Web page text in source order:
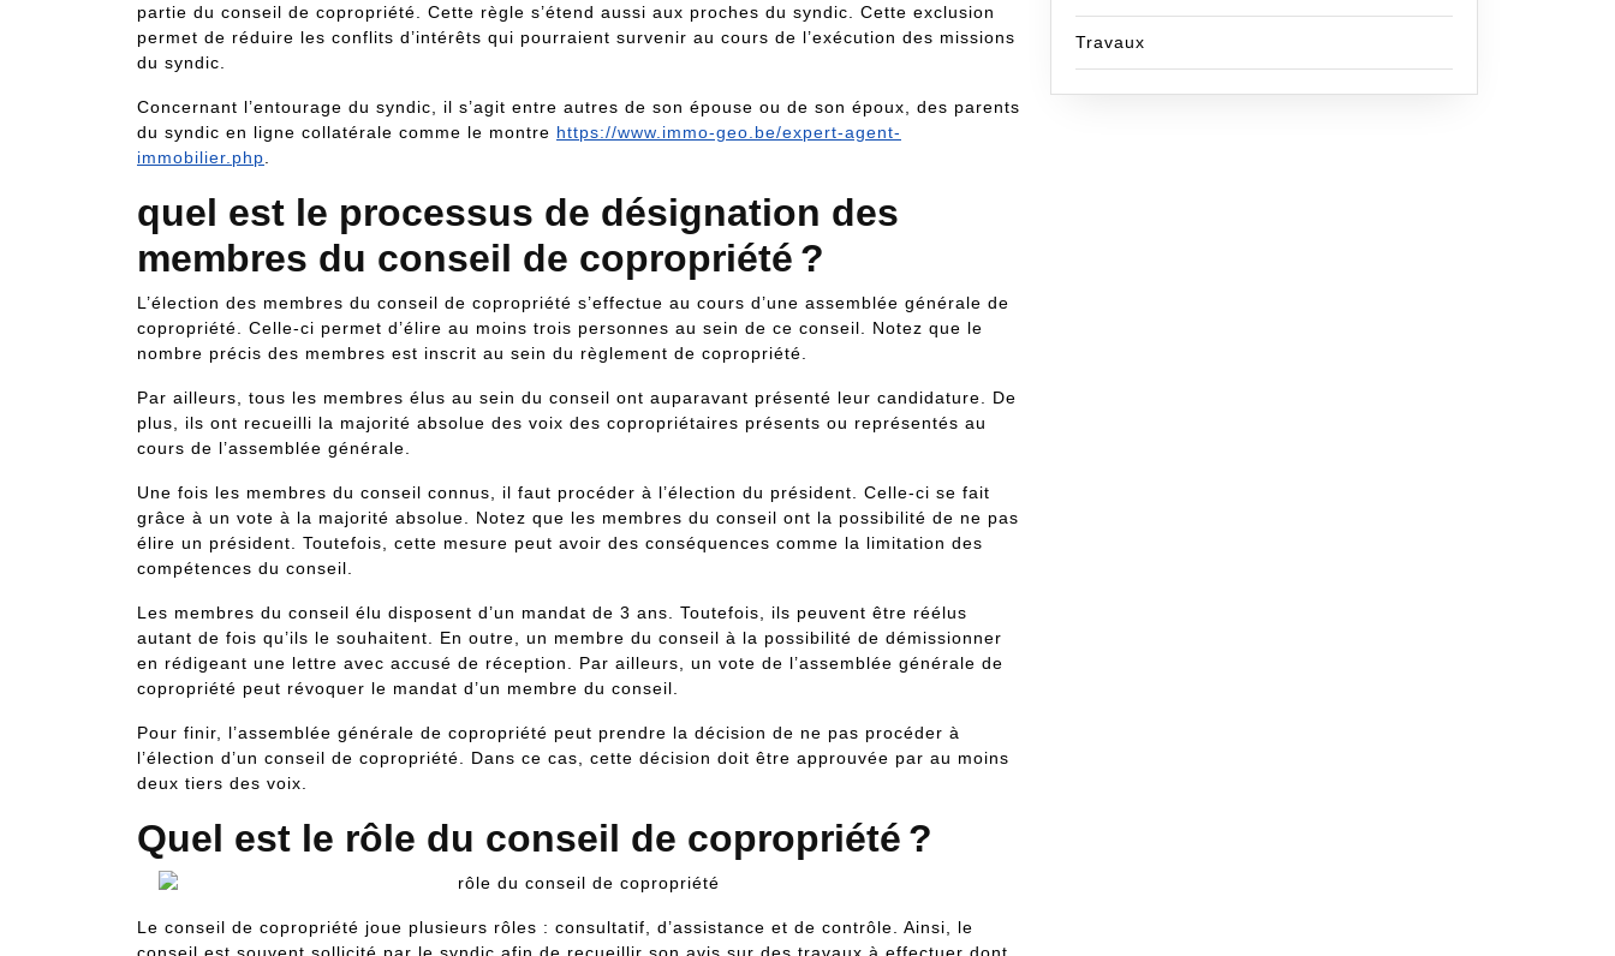
partie du conseil de copropriété. Cette règle s’étend aussi aux proches du syndic. Cette exclusion
permet de réduire les conflits d’intérêts qui pourraient survenir au cours de l’exécution des missions
du syndic.
Concernant l’entourage du syndic, il s’agit entre autres de son épouse ou de son époux, des parents
du syndic en ligne collatérale comme le montre https://www.immo-geo.be/expert-agent-
immobilier.php
quel est le processus de désignation des
membres du conseil de copropriété ?
L’élection des membres du conseil de copropriété s’effectue au cours d’une assemblée générale de
copropriété. Celle-ci permet d’élire au moins trois personnes au sein de ce conseil. Notez que le
nombre précis des membres est inscrit au sein du règlement de copropriété.
Par ailleurs, tous les membres élus au sein du conseil ont auparavant présenté leur candidature. De
plus, ils ont recueilli la majorité absolue des voix des copropriétaires présents ou représentés au
cours de l’assemblée générale.
Une fois les membres du conseil connus, il faut procéder à l’élection du président. Celle-ci se fait
grâce à un vote à la majorité absolue. Notez que les membres du conseil ont la possibilité de ne pas
élire un président. Toutefois, cette mesure peut avoir des conséquences comme la limitation des
compétences du conseil.
Les membres du conseil élu disposent d’un mandat de 3 ans. Toutefois, ils peuvent être réélus
autant de fois qu’ils le souhaitent. En outre, un membre du conseil à la possibilité de démissionner
en rédigeant une lettre avec accusé de réception. Par ailleurs, un vote de l’assemblée générale de
copropriété peut révoquer le mandat d’un membre du conseil.
Pour finir, l’assemblée générale de copropriété peut prendre la décision de ne pas procéder à
l’élection d’un conseil de copropriété. Dans ce cas, cette décision doit être approuvée par au moins
deux tiers des voix.
Quel est le rôle du conseil de copropriété ?
Le conseil de copropriété joue plusieurs rôles : consultatif, d’assistance et de contrôle. Ainsi, le
conseil est souvent sollicité par le syndic afin de recueillir son avis sur des travaux à effectuer dont
Travaux